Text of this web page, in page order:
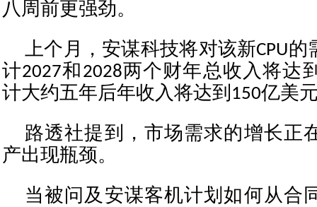
八周前更强劲。
上个月，安谋科技将对该新CPU
计2027和2028两个财年总收入将达
计大约五年后年收入将达到150亿美
路透社提到，市场需求的增长正
产出现瓶颈。
当被问及安谋客机计划如何从合